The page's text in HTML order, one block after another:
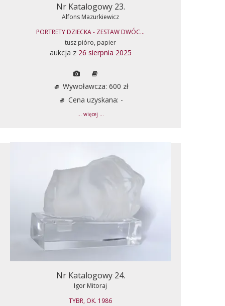
Nr Katalogowy 23.
Alfons Mazurkiewicz
PORTRETY DZIECKA - ZESTAW DWÓC...
tusz pióro, papier
aukcja z 26 sierpnia 2025
Wywoławcza: 600 zł
Cena uzyskana: -
... więcej ...
Nr Katalogowy 24.
Igor Mitoraj
TYBR, OK. 1986